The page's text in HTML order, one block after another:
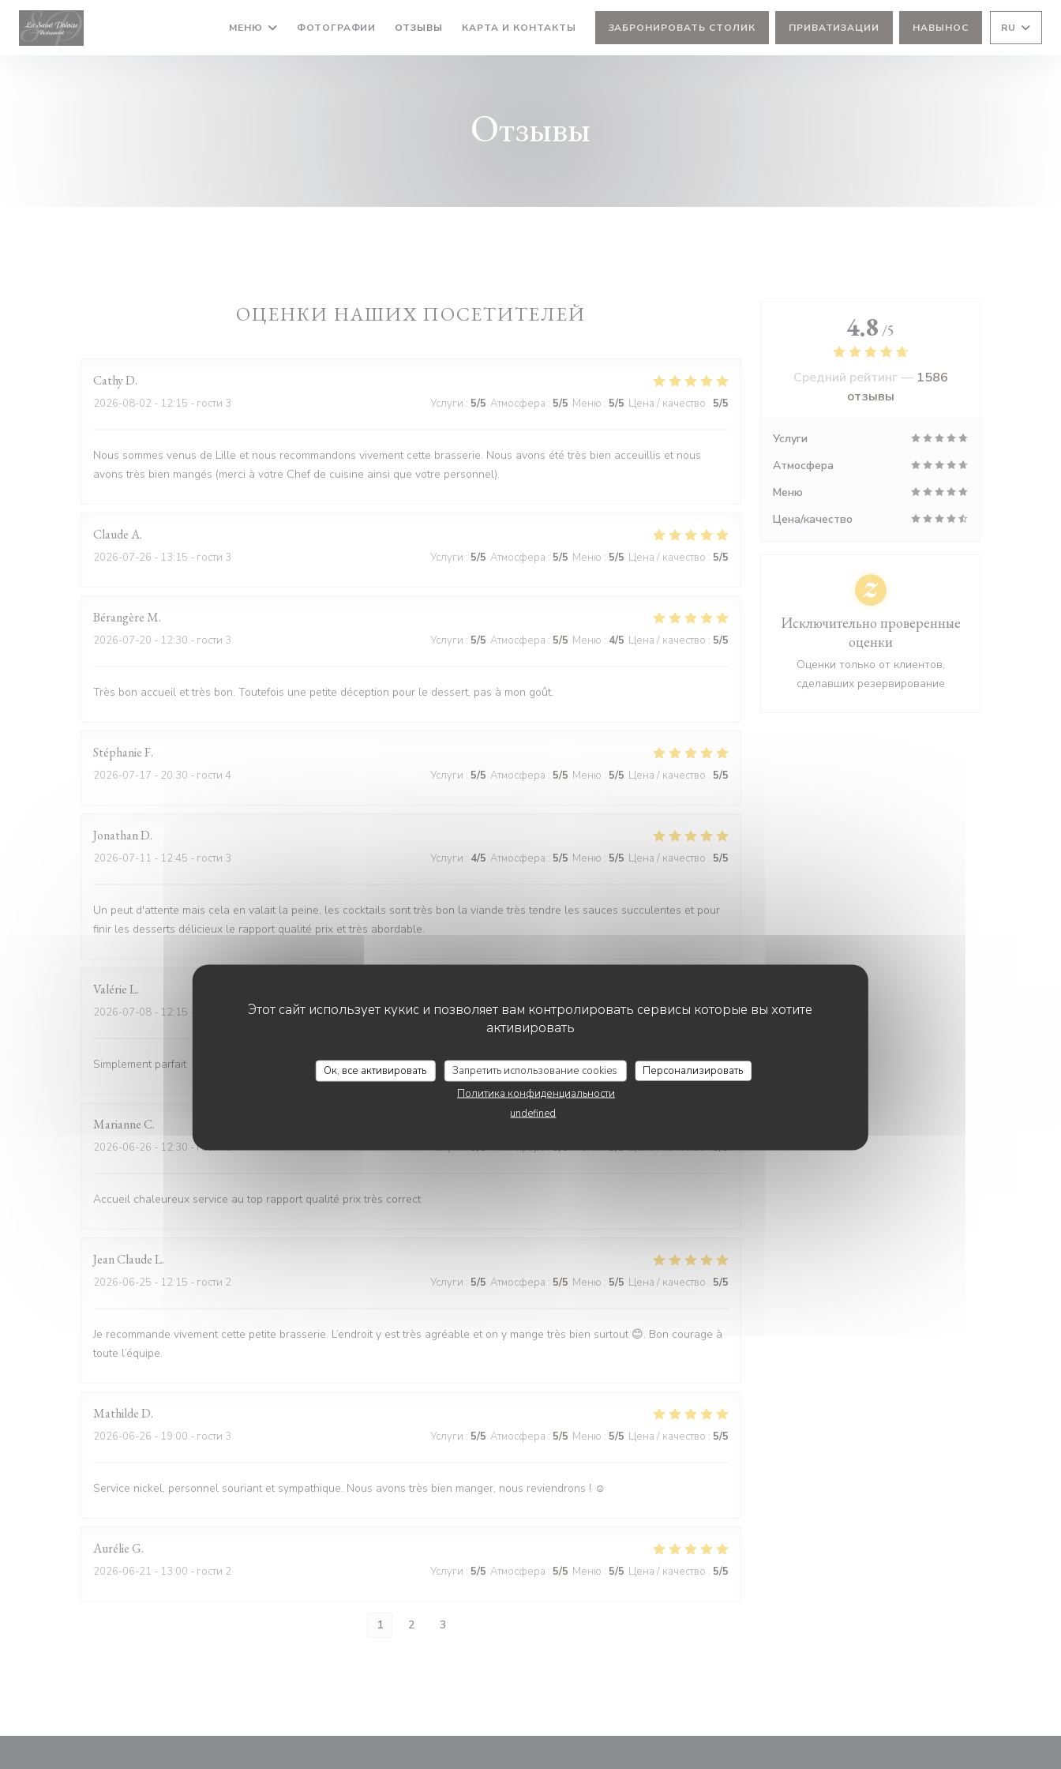
Панель управления cookies
Этот сайт использует кукис и позволяет вам контролировать сервисы которые вы хотите
активировать
Ок, все активировать Запретить использование cookies
Персонализировать
Политика конфиденциальности
undefined
МЕНЮ ФОТОГРАФИИ ОТЗЫВЫ КАРТА И КОНТАКТЫ ЗАБРОНИРОВАТЬ СТОЛИК ПРИВАТИЗАЦИИ НАВЫНОС RU
Отзывы
ОЦЕНКИ НАШИХ ПОСЕТИТЕЛЕЙ
CathyD
2026-08-02 - 12:15 - гости 3 Услуги : 5/5 Атмосфера : 5/5 Меню : 5/5 Цена / качество : 5/5
Nous sommes venus de Lille et nous recommandons vivement cette brasserie. Nous avons été très bien acceuillis et nous
avons très bien mangés (merci à votre Chef de cuisine ainsi que votre personnel).
ClaudeA
2026-07-26 - 13:15 - гости 3 Услуги : 5/5 Атмосфера : 5/5 Меню : 5/5 Цена / качество : 5/5
Bérangère M
2026-07-20 - 12:30 - гости 3 Услуги : 5/5 Атмосфера : 5/5 Меню : 4/5 Цена / качество : 5/5
Très bon accueil et très bon. Toutefois une petite déception pour le dessert, pas à mon goût.
StéphanieF
2026-07-17 - 20:30 - гости 4 Услуги : 5/5 Атмосфера : 5/5 Меню : 5/5 Цена / качество : 5/5
JonathanD
2026-07-11 - 12:45 - гости 3 Услуги : 4/5 Атмосфера : 5/5 Меню : 5/5 Цена / качество : 5/5
Un peut d'attente mais cela en valait la peine, les cocktails sont très bon la viande très tendre les sauces succulentes et pour
finir les desserts délicieux le rapport qualité prix et très abordable.
ValérieL
2026-07-08 - 12:15 - гости 2 Услуги: 5/5 Атмосфера:5/5 Меню: 5/5 Цена / качество:5/5
Simplement parfait
Marianne C
2026-06-26 - 12:30 - гости 6 Услуги:5/5 Атмосфера:5/5 Меню:5/5 Цена / качество:5/5
Accueil chaleureux service au top rapport qualité prix très correct
Jean ClaudeL
2026-06-25 - 12:15 - гости 2 Услуги : 5/5 Атмосфера : 5/5 Меню : 5/5 Цена / качество : 5/5
Je recommande vivement cette petite brasserie. L’endroit y est très agréable et on y mange très bien surtout 😊. Bon courage à
toute l’équipe.
MathildeD
2026-06-26 - 19:00 - гости 3 Услуги : 5/5 Атмосфера : 5/5 Меню : 5/5 Цена / качество : 5/5
Service nickel, personnel souriant et sympathique. Nous avons très bien manger, nous reviendrons ! ☺️
AurélieG
2026-06-21 - 13:00 - гости 2 Услуги : 5/5 Атмосфера : 5/5 Меню : 5/5 Цена / качество : 5/5
1 2 3
4.8 /5
Средний рейтинг — 1586
отзывы
Услуги
Атмосфера
Меню
Цена/качество
Исключительно проверенные
оценки
Оценки только от клиентов,
сделавших резервирование